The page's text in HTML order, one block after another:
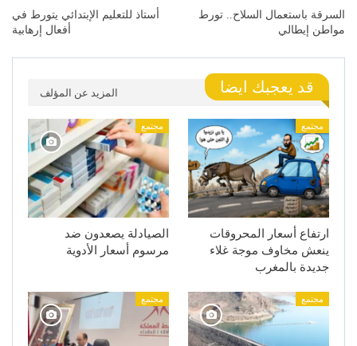
السرقة باستعمال السلاح.. تورط
مواطن إيطالي
أستاذ للتعليم الإبتدائي يتورط في
أفعال إرهابية
قد يعجبك ايضا المزيد عن المؤلف
مجتمع
ارتفاع أسعار المحروقات
ينعش مخاوف موجة غلاء
جديدة بالمغرب
مجتمع
الصيادلة يصعدون ضد
مرسوم أسعار الأدوية
مجتمع مجتمع